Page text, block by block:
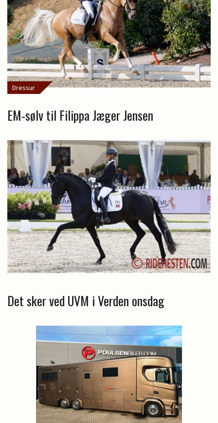
Dressur
EM-sølv til Filippa Jæger Jensen
Det sker ved UVM i Verden onsdag